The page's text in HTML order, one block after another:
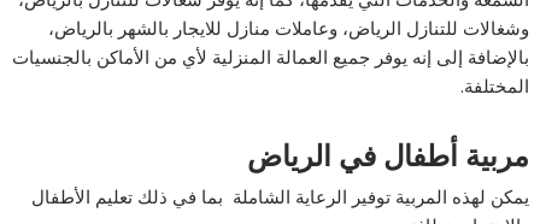
وشغالات للتنازل الرياض، وعاملات منازل للايجار بالشهر بالرياض،
بالإضافة إلى إنه يوفر جميع العمالة المنزلية لأي من الأماكن بالجنسيات
المختلفة.
مربية أطفال في الرياض
يمكن لهذه المربية توفير الرعاية الشاملة بما في ذلك تعليم الأطفال